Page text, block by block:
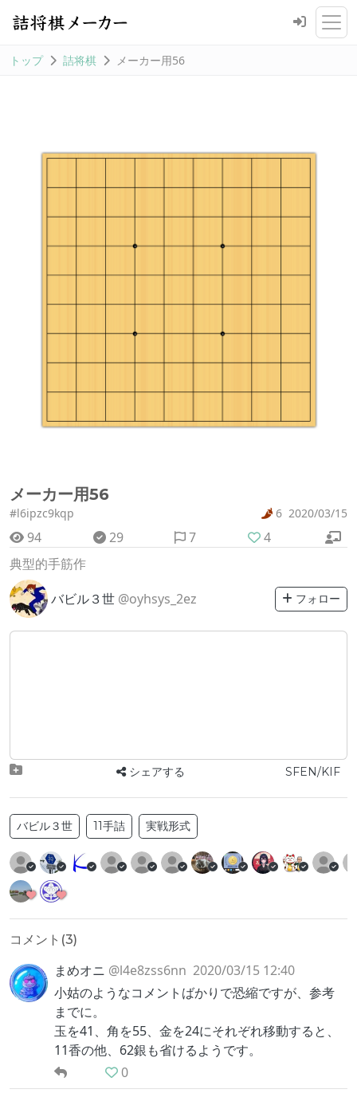
トップ 詰将棋 メーカー用56
メーカー用56
#l6ipzc9kqp 6 2020/03/15
94 29 7
4
典型的手筋作
バビル３世 @oyhsys_2ez フォロー
シェアする SFEN/KIF
バビル３世 11手詰 実戦形式
コメント(3)
まめオニ @l4e8zss6nn 2020/03/15 12:40
小姑のようなコメントばかりで恐縮ですが、参考
までに。
玉を41、角を55、金を24にそれぞれ移動すると、
11香の他、62銀も省けるようです。
0